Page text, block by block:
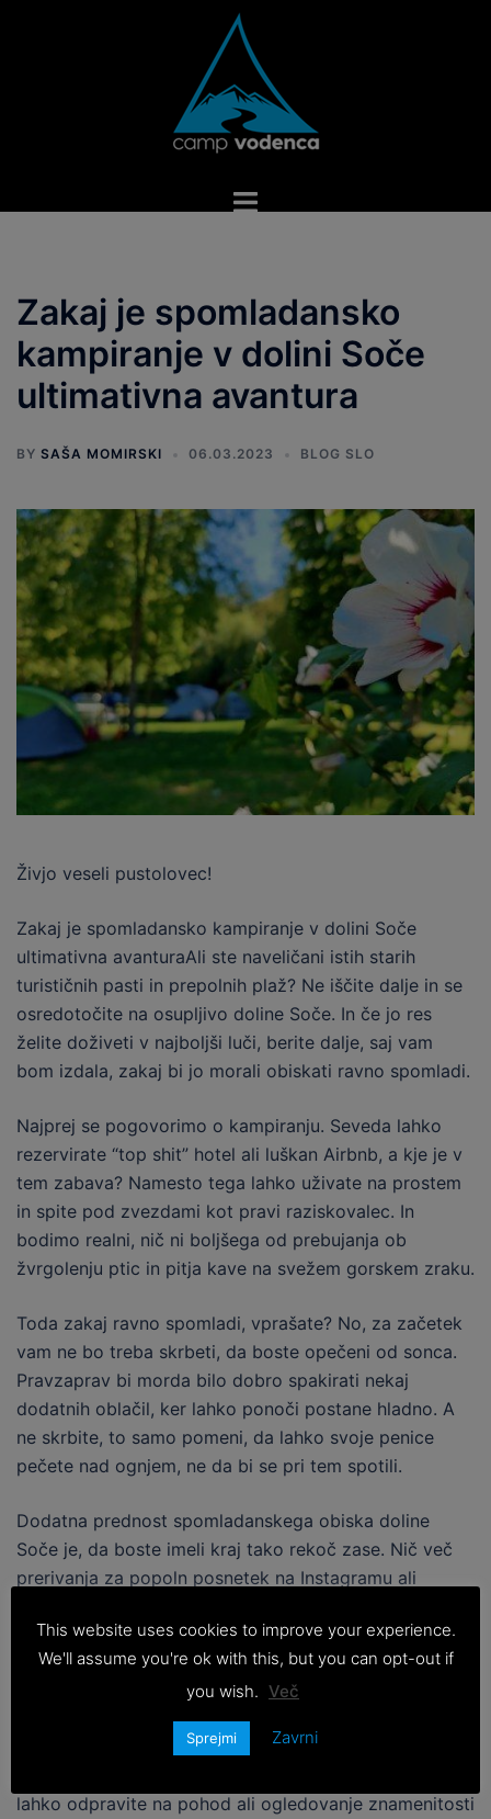
Toggle
Zakaj je spomladansko
kampiranje v dolini Soče
ultimativna avantura
BY SAŠA MOMIRSKI 06.03.2023 BLOG SLO
Živjo veseli pustolovec!
Zakaj je spomladansko kampiranje v dolini Soče
ultimativna avanturaAli ste naveličani istih starih
turističnih pasti in prepolnih plaž? Ne iščite dalje in se
osredotočite na osupljivo doline Soče. In če jo res
želite doživeti v najboljši luči, berite dalje, saj vam
bom izdala, zakaj bi jo morali obiskati ravno spomladi.
Najprej se pogovorimo o kampiranju. Seveda lahko
rezervirate “top shit” hotel ali luškan Airbnb, a kje je v
tem zabava? Namesto tega lahko uživate na prostem
in spite pod zvezdami kot pravi raziskovalec. In
bodimo realni, nič ni boljšega od prebujanja ob
žvrgolenju ptic in pitja kave na svežem gorskem zraku.
Toda zakaj ravno spomladi, vprašate? No, za začetek
vam ne bo treba skrbeti, da boste opečeni od sonca.
Pravzaprav bi morda bilo dobro spakirati nekaj
dodatnih oblačil, ker lahko ponoči postane hladno. A
ne skrbite, to samo pomeni, da lahko svoje penice
pečete nad ognjem, ne da bi se pri tem spotili.
Dodatna prednost spomladanskega obiska doline
Soče je, da boste imeli kraj tako rekoč zase. Nič več
prerivanja za popoln posnetek na Instagramu ali
iskreni, nič ni bolj mirnega kot biti obkrožen z naravo
brez duše na vidiku. Kot bi imeli svoj zasebni raj.
Zaprite oči in si predstavljajte to lepoto!
Toda pravi razlog, zakaj bi morali spomladi obiskati
lahko odpravite na pohod ali ogledovanje znamenitosti
This website uses cookies to improve your experience.
We'll assume you're ok with this, but you can opt-out if
you wish. Več
Sprejmi Zavrni